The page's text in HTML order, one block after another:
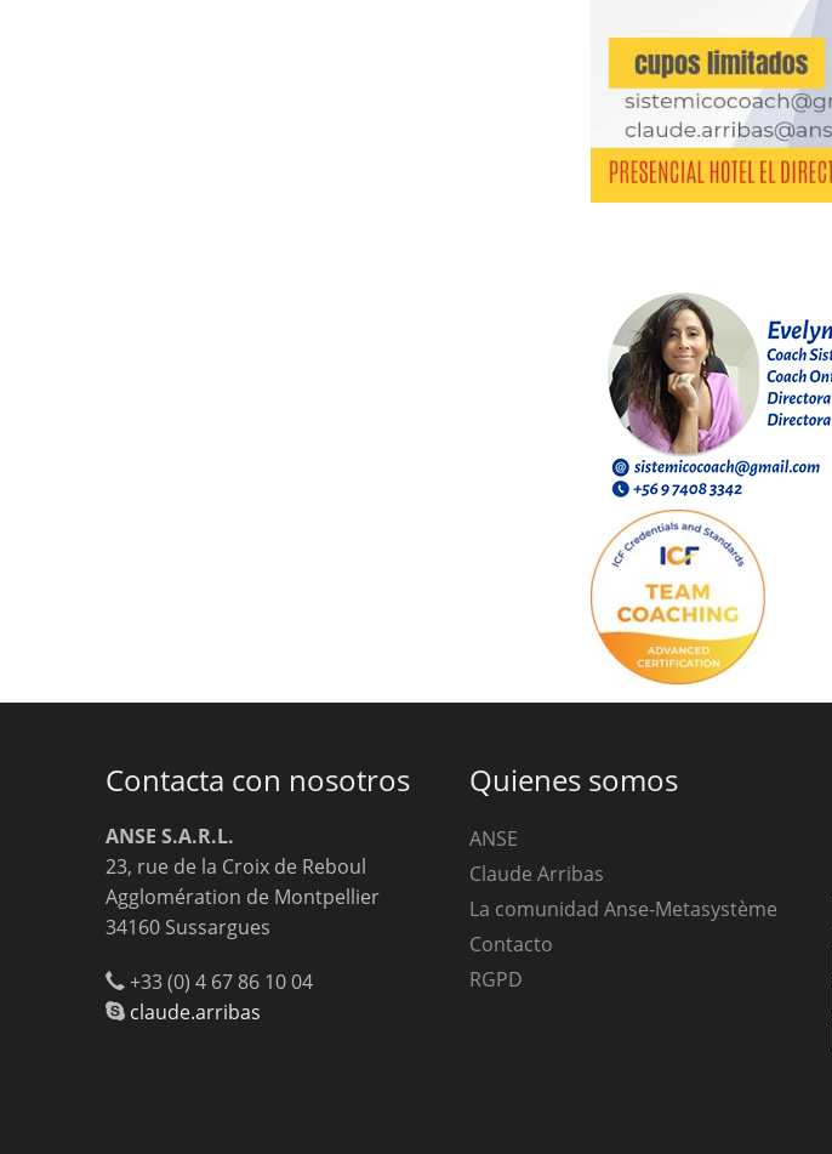
Contacta con nosotros
ANSE S.A.R.L.
23, rue de la Croix de Reboul
Agglomération de Montpellier
34160 Sussargues
+33 (0) 4 67 86 10 04
claude.arribas
Quienes somos
ANSE
Claude Arribas
La comunidad Anse-Metasystème
Contacto
RGPD